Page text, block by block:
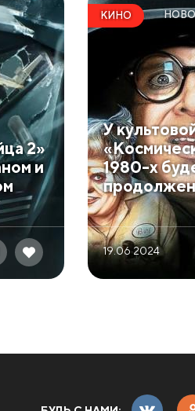
2»
и
КИНО
У
1980-х
19.06 2024